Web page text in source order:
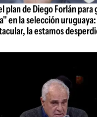
plan de Diego Forlán
en la selección
la estamos